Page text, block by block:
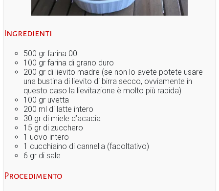
Ingredienti
500 gr farina 00
100 gr farina di grano duro
200 gr di lievito madre (se non lo avete potete usare
una bustina di lievito di birra secco, ovviamente in
questo caso la lievitazione è molto più rapida)
100 gr uvetta
200 ml di latte intero
30 gr di miele d’acacia
15 gr di zucchero
1 uovo intero
1 cucchiaino di cannella (facoltativo)
6 gr di sale
Procedimento